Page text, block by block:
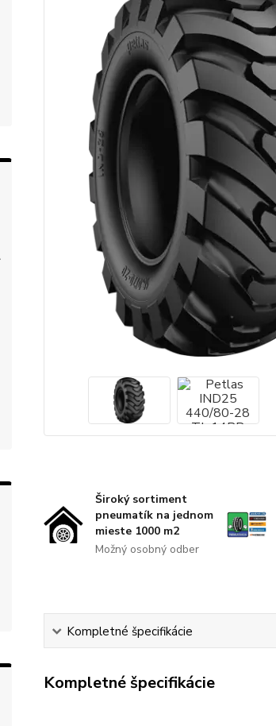
Široký sortiment
pneumatík na jednom
mieste 1000 m2
Možný osobný odber
Kompletné špecifikácie
Kompletné špecifikácie